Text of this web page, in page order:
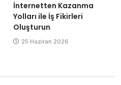
İnternetten Kazanma
Yolları ile İş Fikirleri
Oluşturun
25 Haziran 2026